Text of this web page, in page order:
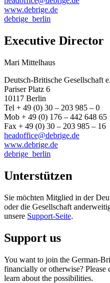
www.debrige.de
debrige_berlin
Executive Director
Mari Mittelhaus
Deutsch-Britische Gesellschaft
Pariser Platz 6
10117 Berlin
Tel + 49 (0) 30 – 203 985 – 0
Mob + 49 (0) 176 – 442 648 65
Fax + 49 (0) 30 – 203 985 – 16
headoffice@debrige.de
www.debrige.de
debrige_berlin
Unterstützen
Sie möchten Mitglied in der
oder die Gesellschaft
unsere Support-Seite.
Support us
You want to join the German-
financially or otherwise? Please
learn about the possibilities.